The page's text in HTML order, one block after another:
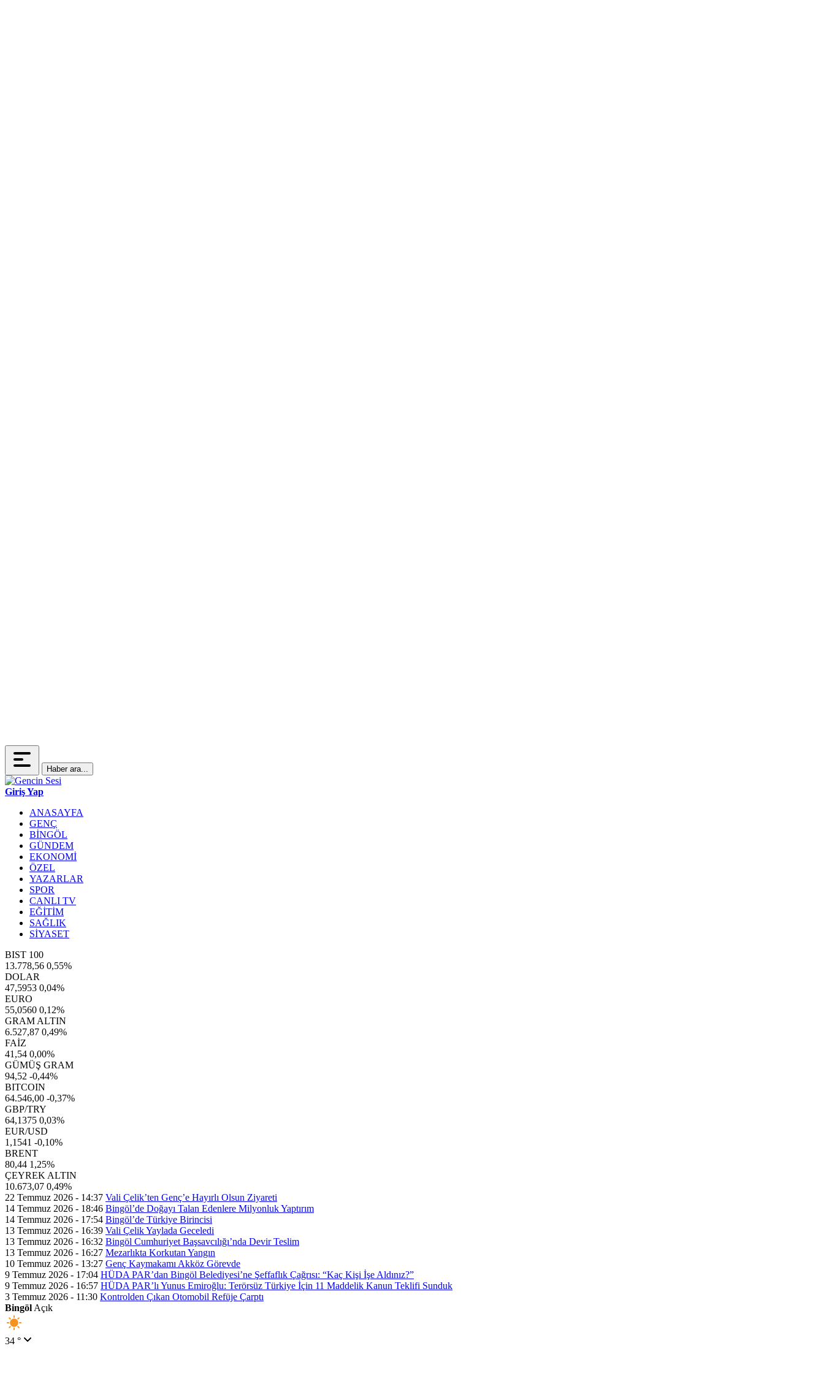
Haber ara...
Giriş Yap
ANASAYFA
GENÇ
BİNGÖL
GÜNDEM
EKONOMİ
ÖZEL
YAZARLAR
SPOR
CANLI TV
EĞİTİM
SAĞLIK
SİYASET
BIST 100
13.778,56 0,55%
DOLAR
47,5953 0,04%
EURO
55,0560 0,12%
GRAM ALTIN
6.527,87 0,49%
FAİZ
41,54 0,00%
GÜMÜŞ GRAM
94,52 -0,44%
BITCOIN
64.546,00 -0,37%
GBP/TRY
64,1375 0,03%
EUR/USD
1,1541 -0,10%
BRENT
80,44 1,25%
ÇEYREK ALTIN
10.673,07 0,49%
22 Temmuz 2026 - 14:37 Vali Çelik’ten Genç’e Hayırlı Olsun Ziyareti
14 Temmuz 2026 - 18:46 Bingöl’de Doğayı Talan Edenlere Milyonluk Yaptırım
14 Temmuz 2026 - 17:54 Bingöl’de Türkiye Birincisi
13 Temmuz 2026 - 16:39 Vali Çelik Yaylada Geceledi
13 Temmuz 2026 - 16:32 Bingöl Cumhuriyet Başsavcılığı’nda Devir Teslim
13 Temmuz 2026 - 16:27 Mezarlıkta Korkutan Yangın
10 Temmuz 2026 - 13:27 Genç Kaymakamı Akköz Görevde
9 Temmuz 2026 - 17:04 HÜDA PAR’dan Bingöl Belediyesi’ne Şeffaflık Çağrısı: “Kaç Kişi İşe Aldınız?”
9 Temmuz 2026 - 16:57 HÜDA PAR’lı Yunus Emiroğlu: Terörsüz Türkiye İçin 11 Maddelik Kanun Teklifi Sunduk
3 Temmuz 2026 - 11:30 Kontrolden Çıkan Otomobil Refüje Çarptı
Bingöl Açık
34 °